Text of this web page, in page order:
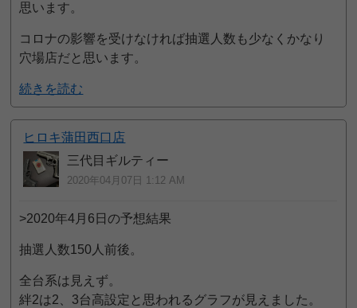
思います。
コロナの影響を受けなければ抽選人数も少なくかなり
穴場店だと思います。
続きを読む
ヒロキ蒲田西口店
三代目ギルティー
2020年04月07日 1:12 AM
>2020年4月6日の予想結果
抽選人数150人前後。
全台系は見えず。
絆2は2、3台高設定と思われるグラフが見えました。